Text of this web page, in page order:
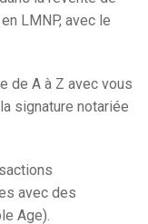
LMNP, avec le
de A à Z avec vous
signature notariée
avec des
Age).